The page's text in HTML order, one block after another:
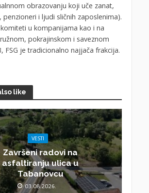
obrazovanju koji uče zanat,
penzioneri i ljudi sličnih zaposlenima).
u kompanijama kao i na
pokrajinskom i saveznom
FSG je tradicionalno najjača frakcija.
like
VESTI
Završeni radovi na
asfaltiranju ulica u
Tabanovcu
03.08.2026.